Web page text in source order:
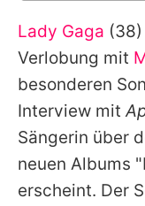
Alle
Lady Gaga
Verlobung mit
besonderen
Interview mit
Sängerin über
neuen Albums
erscheint. Der